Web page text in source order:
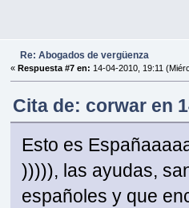
Re: Abogados de vergüenza
« Respuesta #7 en: 14-04-2010, 19:11
Cita de: corwar en
Esto es
))))), las ayudas,
españoles y que